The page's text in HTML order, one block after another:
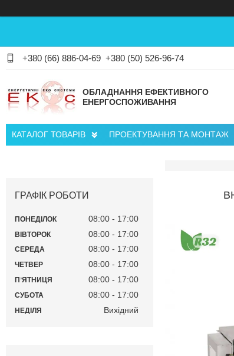
+380 (66) 886-04-69 +380 (50) 526-96-74
ОБЛАДНАННЯ ЕФЕКТИВНОГО
ЕНЕРГОСПОЖИВАННЯ
КАТАЛОГ ТОВАРІВ ПРОЕКТУВАННЯ ТА МОНТАЖ
ГРАФІК РОБОТИ
ПОНЕДІЛОК 08:00 17:00
ВІВТОРОК 08:00 17:00
СЕРЕДА 08:00 17:00
ЧЕТВЕР 08:00 17:00
ПʼЯТНИЦЯ 08:00 17:00
СУБОТА 08:00 17:00
НЕДІЛЯ Вихідний